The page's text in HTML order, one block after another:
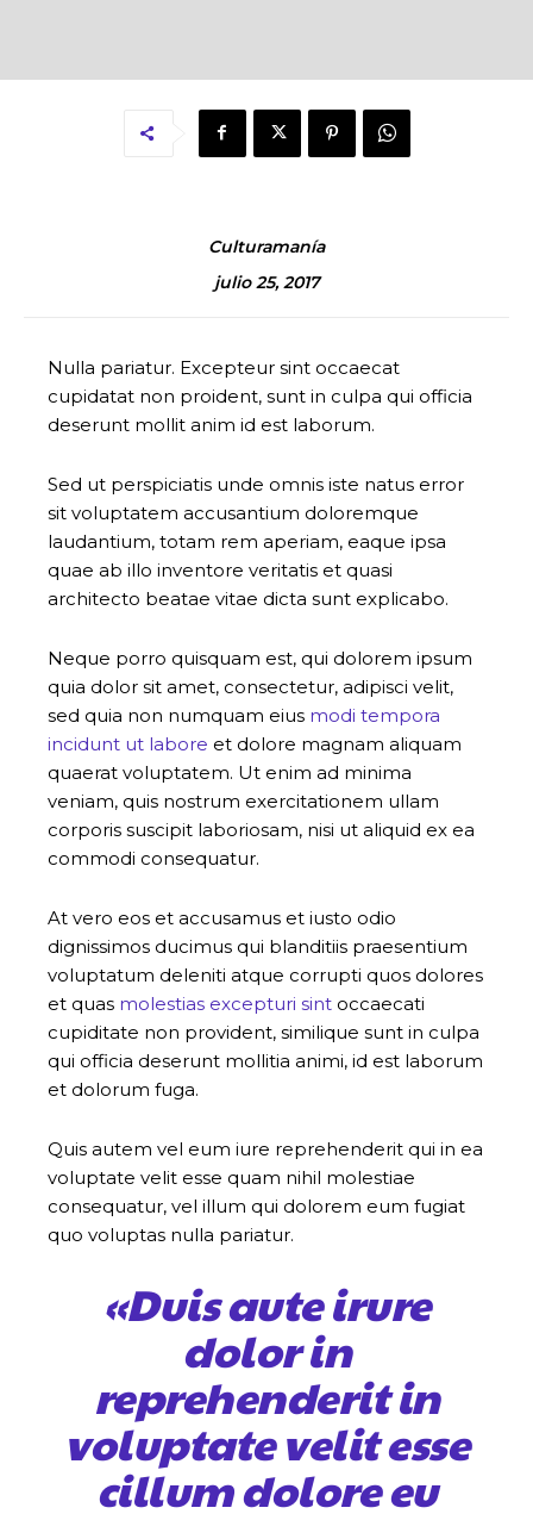
Culturamanía
julio 25, 2017
Nulla pariatur. Excepteur sint occaecat
cupidatat non proident, sunt in culpa qui officia
deserunt mollit anim id est laborum.
Sed ut perspiciatis unde omnis iste natus error
sit voluptatem accusantium doloremque
laudantium, totam rem aperiam, eaque ipsa
quae ab illo inventore veritatis et quasi
architecto beatae vitae dicta sunt explicabo.
Neque porro quisquam est, qui dolorem ipsum
quia dolor sit amet, consectetur, adipisci velit,
sed quia non numquam eius modi tempora
incidunt ut labore et dolore magnam aliquam
quaerat voluptatem. Ut enim ad minima
veniam, quis nostrum exercitationem ullam
corporis suscipit laboriosam, nisi ut aliquid ex ea
commodi consequatur.
At vero eos et accusamus et iusto odio
dignissimos ducimus qui blanditiis praesentium
voluptatum deleniti atque corrupti quos dolores
et quas molestias excepturi sint occaecati
cupiditate non provident, similique sunt in culpa
qui officia deserunt mollitia animi, id est laborum
et dolorum fuga.
Quis autem vel eum iure reprehenderit qui in ea
voluptate velit esse quam nihil molestiae
consequatur, vel illum qui dolorem eum fugiat
quo voluptas nulla pariatur.
«Duis aute irure
dolor in
reprehenderit in
voluptate velit esse
cillum dolore eu